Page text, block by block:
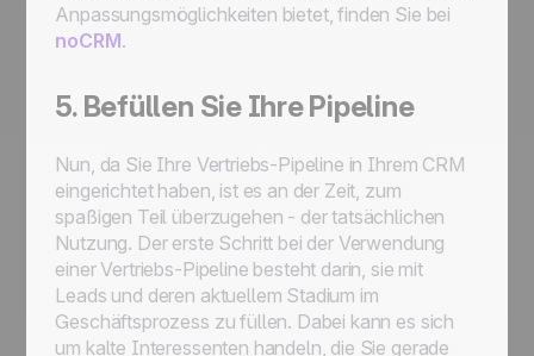
Anpassungsmöglichkeiten bietet, finden Sie bei
noCRM.
5. Befüllen Sie Ihre Pipeline
Nun, da Sie Ihre Vertriebs-Pipeline in Ihrem CRM
eingerichtet haben, ist es an der Zeit, zum
spaßigen Teil überzugehen - der tatsächlichen
Nutzung. Der erste Schritt bei der Verwendung
einer Vertriebs-Pipeline besteht darin, sie mit
Leads und deren aktuellem Stadium im
Geschäftsprozess zu füllen. Dabei kann es sich
um kalte Interessenten handeln, die Sie gerade